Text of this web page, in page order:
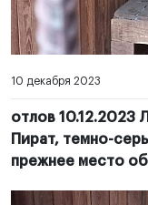
10 декабря 2023
отлов 10.12.2023
Пират, темно-
прежнее место